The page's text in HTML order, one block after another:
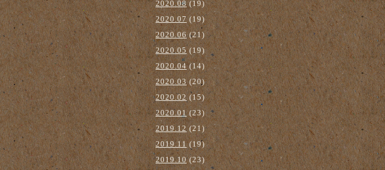
2020.08 (19)
2020.07(19)
2020.06 (21)
2020.05(19)
2020.04(14)
2020.03(20)
2020.02(15)
2020.01 (23)
2019.12(21)
2019.11(19)
2019.10(23)